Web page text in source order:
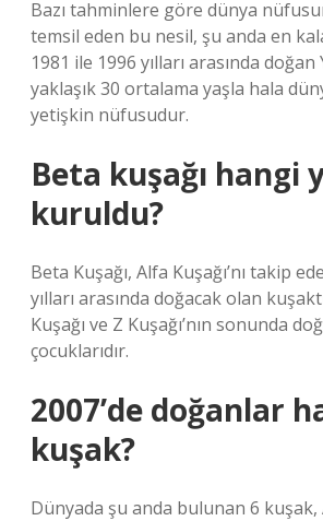
Bazı tahminlere göre dünya
temsil eden bu nesil, şu anda en
1981 ile 1996 yılları arasında doğan
yaklaşık 30 ortalama yaşla hala
yetişkin nüfusudur.
Beta kuşağı hangi
kuruldu?
Beta Kuşağı, Alfa Kuşağı’nı takip
yılları arasında doğacak olan
Kuşağı ve Z Kuşağı’nın sonunda
çocuklarıdır.
2007’de doğanlar
kuşak?
Dünyada şu anda bulunan 6 kuşak,